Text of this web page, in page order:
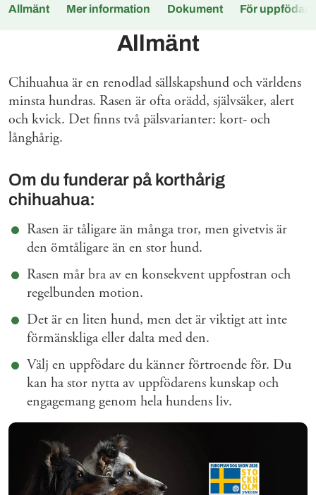
Allmänt Mer information Dokument För uppfödare
Allmänt
Chihuahua är en renodlad sällskapshund och världens
minsta hundras. Rasen är ofta orädd, självsäker, alert
och kvick. Det finns två pälsvarianter: kort- och
långhårig.
Om du funderar på korthårig
chihuahua:
Rasen är tåligare än många tror, men givetvis är
den ömtåligare än en stor hund.
Rasen mår bra av en konsekvent uppfostran och
regelbunden motion.
Det är en liten hund, men det är viktigt att inte
förmänskliga eller dalta med den.
Välj en uppfödare du känner förtroende för. Du
kan ha stor nytta av uppfödarens kunskap och
engagemang genom hela hundens liv.